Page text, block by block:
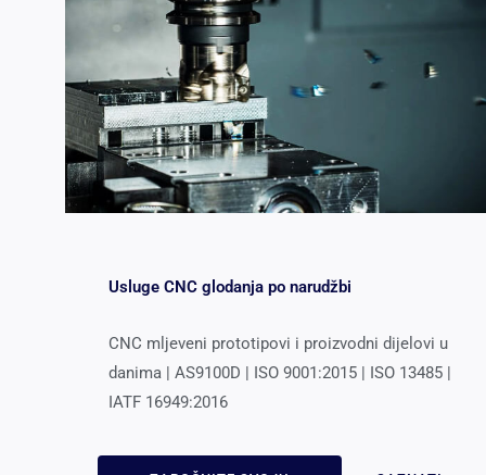
Usluge CNC glodanja po narudžbi
CNC mljeveni prototipovi i proizvodni dijelovi u
danima | AS9100D | ISO 9001:2015 | ISO 13485 |
IATF 16949:2016